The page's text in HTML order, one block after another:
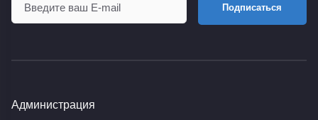
Подписаться
Администрация